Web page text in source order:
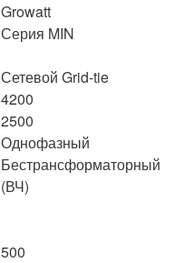
Growatt
Серия MIN
Сетевой Grid-tie
4200
2500
Однофазный
Бестрансформаторный
(ВЧ)
500